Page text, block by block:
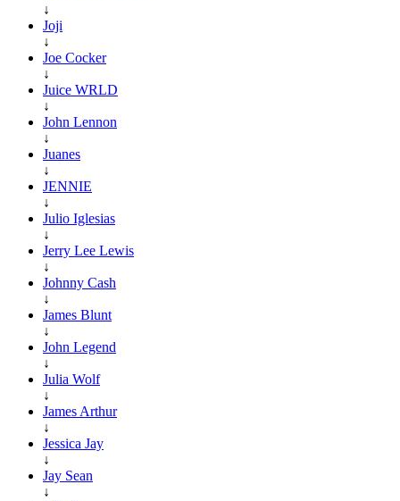
↓
Joji
↓
Joe Cocker
↓
Juice WRLD
↓
John Lennon
↓
Juanes
↓
JENNIE
↓
Julio Iglesias
↓
Jerry Lee Lewis
↓
Johnny Cash
↓
James Blunt
↓
John Legend
↓
Julia Wolf
↓
James Arthur
↓
Jessica Jay
↓
Jay Sean
↓